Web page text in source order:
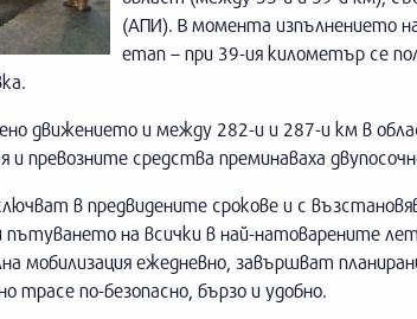
(АПИ). В момента изпълнението
етап – при 39-ия километър се
движението и между 282-и и 287-и км в
превозните средства преминаваха
в предвидените срокове и с
на всички в най-натоварените
мобилизация ежедневно, завършват
по-безопасно, бързо и удобно.